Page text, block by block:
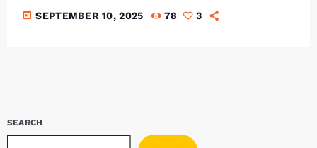
today SEPTEMBER 10, 2025 78 3
SEARCH